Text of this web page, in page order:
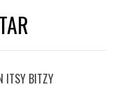
ITSY BITZY